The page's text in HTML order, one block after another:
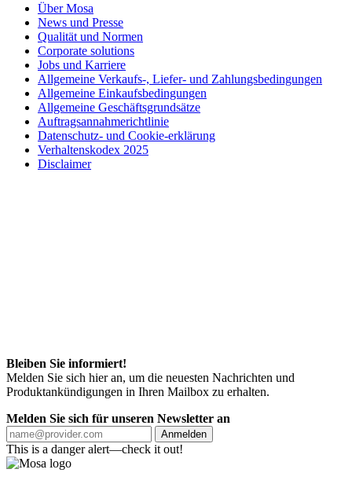
Über Mosa
News und Presse
Qualität und Normen
Corporate solutions
Jobs und Karriere
Allgemeine Verkaufs-, Liefer- und Zahlungsbedingungen
Allgemeine Einkaufsbedingungen
Allgemeine Geschäftsgrundsätze
Auftragsannahmerichtlinie
Datenschutz- und Cookie-erklärung
Verhaltenskodex 2025
Disclaimer
Bleiben Sie informiert!
Melden Sie sich hier an, um die neuesten Nachrichten und
Produktankündigungen in Ihren Mailbox zu erhalten.
Melden Sie sich für unseren Newsletter an
Anmelden
This is a danger alert—check it out!